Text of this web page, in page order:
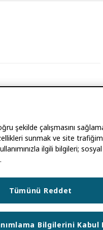
Bir Yıl
üçüncü
(Consorcio
şekilde çalışmasını
sunmak ve site
ilgili bilgileri;
Tümünü Reddet
Bilgilerini Kabul